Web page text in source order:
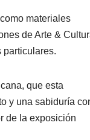
materiales
de Arte &
particulares.
que esta
y una sabiduría
de la exposición